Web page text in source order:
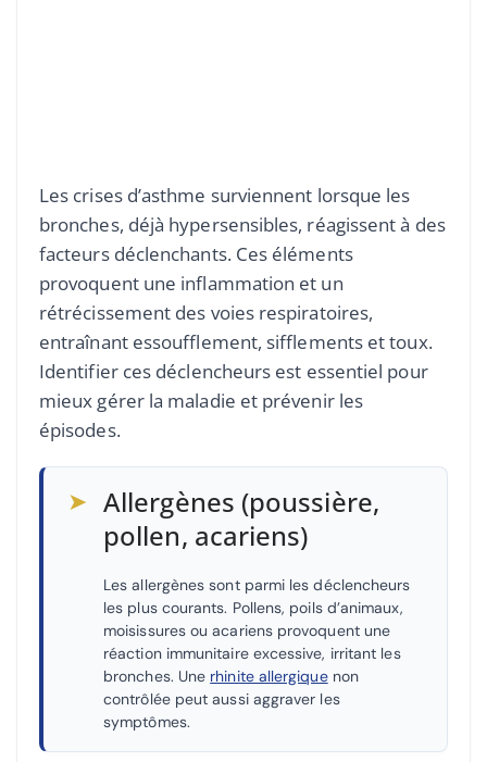
Les crises d’asthme surviennent lorsque les
bronches, déjà hypersensibles, réagissent à des
facteurs déclenchants. Ces éléments
provoquent une inflammation et un
rétrécissement des voies respiratoires,
entraînant essoufflement, sifflements et toux.
Identifier ces déclencheurs est essentiel pour
mieux gérer la maladie et prévenir les
épisodes.
➤ Allergènes (poussière,
pollen, acariens)
Les allergènes sont parmi les déclencheurs
les plus courants. Pollens, poils d’animaux,
moisissures ou acariens provoquent une
réaction immunitaire excessive, irritant les
bronches. Une rhinite allergiquenon
contrôlée peut aussi aggraver les
symptômes.